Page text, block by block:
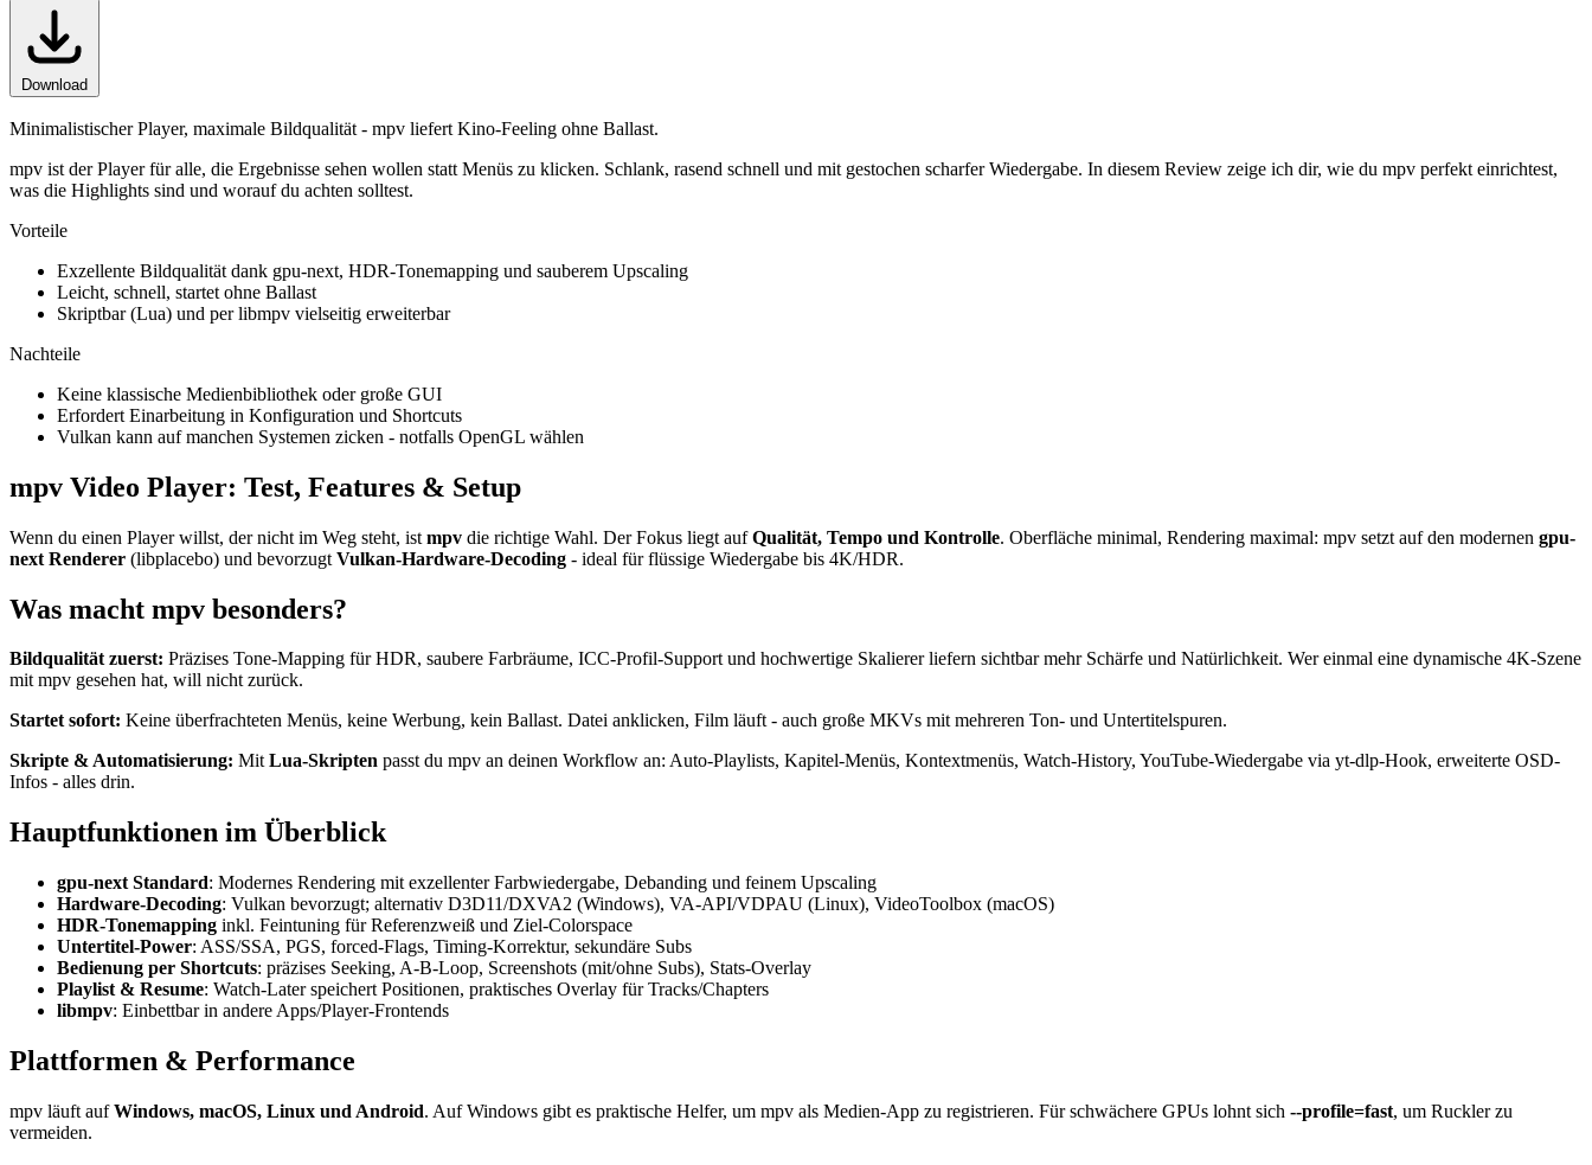
Download
Minimalistischer Player, maximale Bildqualität - mpv liefert Kino-Feeling ohne Ballast.
mpv ist der Player für alle, die Ergebnisse sehen wollen statt Menüs zu klicken. Schlank, rasend schnell und mit gestochen scharfer Wiedergabe. In diesem Review zeige ich dir, wie du mpv perfekt einrichtest,
was die Highlights sind und worauf du achten solltest.
Vorteile
Exzellente Bildqualität dank gpu-next, HDR-Tonemapping und sauberem Upscaling
Leicht, schnell, startet ohne Ballast
Skriptbar (Lua) und per libmpv vielseitig erweiterbar
Nachteile
Keine klassische Medienbibliothek oder große GUI
Erfordert Einarbeitung in Konfiguration und Shortcuts
Vulkan kann auf manchen Systemen zicken - notfalls OpenGL wählen
mpv Video Player: Test, Features & Setup
Wenn du einen Player willst, der nicht im Weg steht, ist mpv die richtige Wahl. Der Fokus liegt aufQualität, Tempo und Kontrolle. Oberfläche minimal, Rendering maximal: mpv setzt auf den modernen gpu-
next Renderer (libplacebo) und bevorzugt Vulkan-Hardware-Decoding - ideal für flüssige Wiedergabe bis 4K/HDR.
Was macht mpv besonders?
Bildqualität zuerst: Präzises Tone-Mapping für HDR, saubere Farbräume, ICC-Profil-Support und hochwertige Skalierer liefern sichtbar mehr Schärfe und Natürlichkeit. Wer einmal eine dynamische 4K-Szene
mit mpv gesehen hat, will nicht zurück.
Startet sofort: Keine überfrachteten Menüs, keine Werbung, kein Ballast. Datei anklicken, Film läuft - auch große MKVs mit mehreren Ton- und Untertitelspuren.
Skripte & Automatisierung: MitLua-Skripten passt du mpv an deinen Workflow an: Auto-Playlists, Kapitel-Menüs, Kontextmenüs, Watch-History, YouTube-Wiedergabe via yt-dlp-Hook, erweiterte OSD-
Infos - alles drin.
Hauptfunktionen im Überblick
gpu-next Standard: Modernes Rendering mit exzellenter Farbwiedergabe, Debanding und feinem Upscaling
Hardware-Decoding: Vulkan bevorzugt; alternativ D3D11/DXVA2 (Windows), VA-API/VDPAU (Linux), VideoToolbox (macOS)
HDR-Tonemapping inkl. Feintuning für Referenzweiß und Ziel-Colorspace
Untertitel-Power: ASS/SSA, PGS, forced-Flags, Timing-Korrektur, sekundäre Subs
Bedienung per Shortcuts: präzises Seeking, A-B-Loop, Screenshots (mit/ohne Subs), Stats-Overlay
Playlist & Resume: Watch-Later speichert Positionen, praktisches Overlay für Tracks/Chapters
libmpv: Einbettbar in andere Apps/Player-Frontends
Plattformen & Performance
mpv läuft aufWindows, macOS, Linux und Android. Auf Windows gibt es praktische Helfer, um mpv als Medien-App zu registrieren. Für schwächere GPUs lohnt sich --profile=fast, um Ruckler zu
vermeiden.